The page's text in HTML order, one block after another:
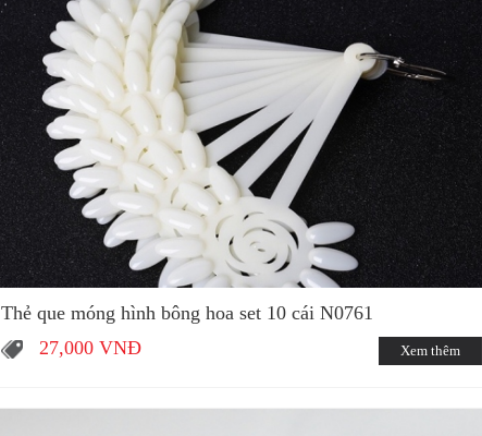
Thẻ que móng hình bông hoa set 10 cái N0761
27,000 VNĐ Xem thêm